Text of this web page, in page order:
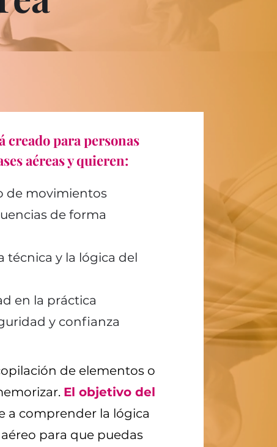
creado para personas
aéreas y quieren:
de movimientos
de forma
técnica y la lógica del
en la práctica
y confianza
de elementos o
El objetivo del
a comprender la lógica
para que puedas